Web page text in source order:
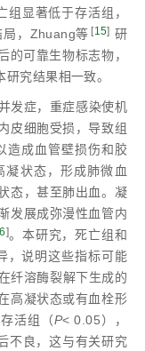
组显著低于存活组，
局，Zhuang等 [15] 研
的可靠生物标志物，
究结果相一致。
发症，重症感染使机
皮细胞受损，导致组
造成血管壁损伤和胶
凝状态，形成肺微血
态，甚至肺出血。凝
发展成弥漫性血管内
]。本研究，死亡组和
，说明这些指标可能
纤溶酶裂解下生成的
高凝状态或有血栓形
活组（P< 0.05），
不良，这与有关研究